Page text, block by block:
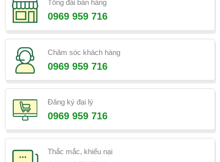
Tổng đài bán hàng
0969 959 716
Chăm sóc khách hàng
0969 959 716
Đăng ký đại lý
0969 959 716
Thắc mắc, khiếu nại